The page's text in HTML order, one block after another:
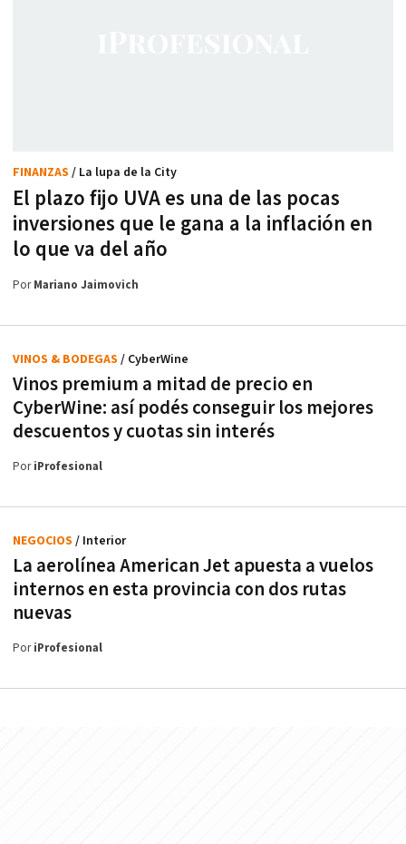
El plazo fijo UVA es una de las pocas
inversiones que le gana a la inflación en
lo que va del año
FINANZAS / La lupa de la City
PorMariano Jaimovich
Vinos premium a mitad de precio en
CyberWine: así podés conseguir los mejores
descuentos y cuotas sin interés
VINOS & BODEGAS / CyberWine
PoriProfesional
La aerolínea American Jet apuesta a vuelos
internos en esta provincia con dos rutas
nuevas
NEGOCIOS / Interior
PoriProfesional